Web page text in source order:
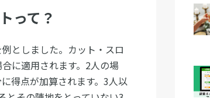
って？
としました。カット・スロ
に適用されます。2人の場
得点が加算されます。3人以